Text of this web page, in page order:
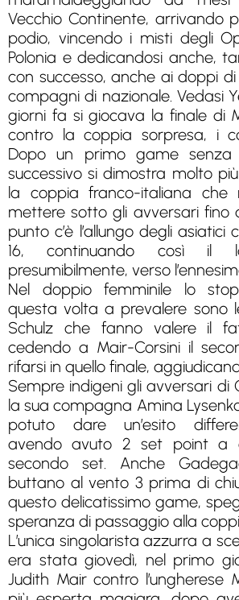
Vecchio Continente, arrivando
podio, vincendo i misti degli
Polonia e dedicandosi anche,
con successo, anche ai doppi
compagni di nazionale. Vedasi
giorni fa si giocava la finale di
contro la coppia sorpresa, i
Dopo un primo game
successivo si dimostra molto
la coppia franco-italiana che
mettere sotto gli avversari fino
punto c’è l’allungo degli asiatici
16, continuando così il
presumibilmente, verso
Nel doppio femminile lo
questa volta a prevalere sono
Schulz che fanno valere il
cedendo a Mair-Corsini il
rifarsi in quello finale,
Sempre indigeni gli avversari di
la sua compagna Amina
potuto dare un’esito
avendo avuto 2 set point a
secondo set. Anche
buttano al vento 3 prima di
questo delicatissimo game,
speranza di passaggio alla
L’unica singolarista azzurra a
era stata giovedì, nel primo
Judith Mair contro l’ungherese